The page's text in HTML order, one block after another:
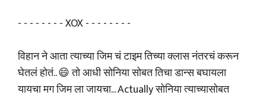
- - - - - - - - XOX - - - - - - - -
विहान ने आता त्याच्या जिम चं टाइम तिच्या क्लास नंतरचं करून
घेतलं होतं.. 😄 तो आधी सोनिया सोबत तिचा डान्स बघायला
यायचा मग जिम ला जायचा... Actually सोनिया त्याच्यासोबत